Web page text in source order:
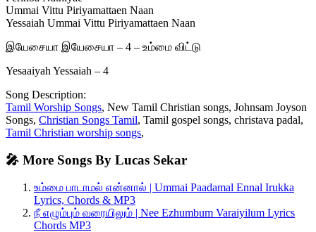
Ummai Vittu Piriyamattaen Naan
Yessaiah Ummai Vittu Piriyamattaen Naan
இயேசையா இயேசையா – 4 – உம்மை விட்டு
Yesaaiyah Yessaiah – 4
Song Description:
Tamil Worship Songs, New Tamil Christian songs, Johnsam Joyson
Songs, Christian Songs Tamil, Tamil gospel songs, christava padal,
Tamil Christian worship songs,
🎤 More Songs By Lucas Sekar
உம்மை பாடாமல் என்னால் | Ummai Paadamal Ennal Irukka
Lyrics, Chords & MP3
நீ எழும்பும் வரையிலும் | Nee Ezhumbum Varaiyilum Lyrics
Chords MP3